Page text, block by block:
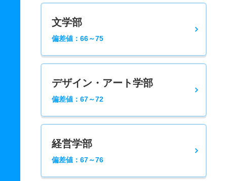
文学部
偏差値：66～75
デザイン・アート学部
偏差値：67～72
経営学部
偏差値：67～76